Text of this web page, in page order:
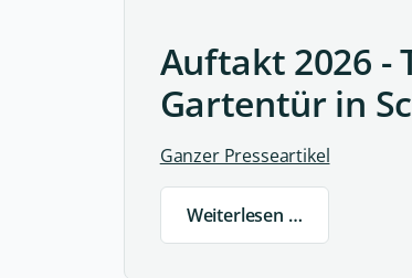
Auftakt 2026 -
Gartentür in
Ganzer Presseartikel
Weiterlesen …